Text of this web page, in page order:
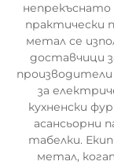
практически
метал се
доставчици
производители
за
кухненски
асансьорни
табелки.
метал,